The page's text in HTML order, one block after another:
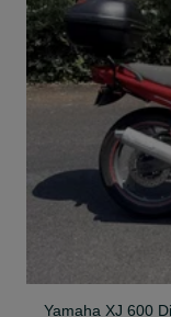
Yamaha XJ 600